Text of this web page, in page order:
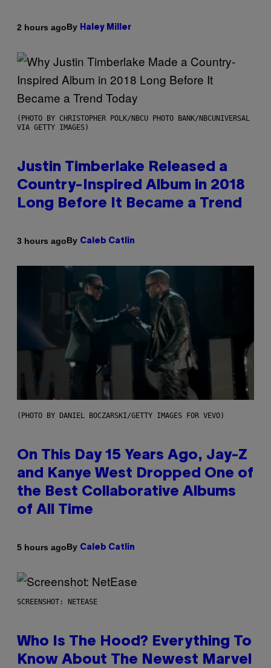
2 hours agoBy Haley Miller
(PHOTO BY CHRISTOPHER POLK/NBCU PHOTO BANK/NBCUNIVERSAL
VIA GETTY IMAGES)
Justin Timberlake Released a
Country-Inspired Album in 2018
Long Before It Became a Trend
3 hours agoBy Caleb Catlin
(PHOTO BY DANIEL BOCZARSKI/GETTY IMAGES FOR VEVO)
On This Day 15 Years Ago, Jay-Z
and Kanye West Dropped One of
the Best Collaborative Albums
of All Time
5 hours agoBy Caleb Catlin
SCREENSHOT: NETEASE
Who Is The Hood? Everything To
Know About The Newest Marvel